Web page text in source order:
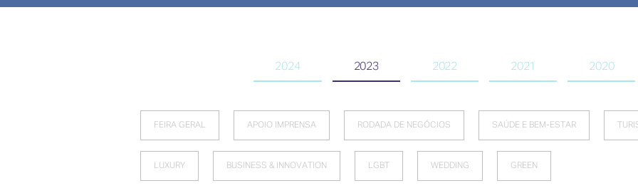
2024 2023 2022 2021 2020
FEIRA GERAL APOIO IMPRENSA RODADA DE NEGÓCIOS SAÚDE E BEM-ESTAR
LUXURY BUSINESS & INNOVATION LGBT WEDDING GREEN